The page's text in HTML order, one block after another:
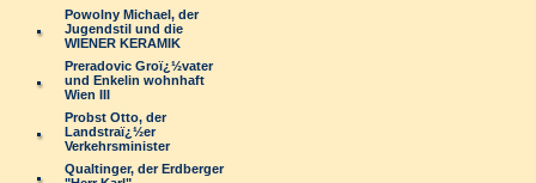
Powolny Michael, der
Jugendstil und die
WIENER KERAMIK
Preradovic Groï¿½vater
und Enkelin wohnhaft
Wien III
Probst Otto, der
Landstraï¿½er
Verkehrsminister
Qualtinger, der Erdberger